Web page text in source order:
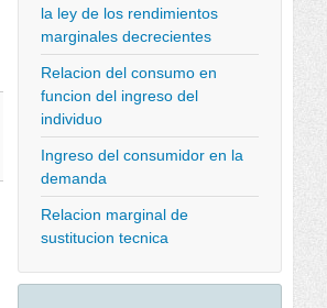
la ley de los rendimientos
marginales decrecientes
Relacion del consumo en
funcion del ingreso del
individuo
Ingreso del consumidor en la
demanda
Relacion marginal de
sustitucion tecnica